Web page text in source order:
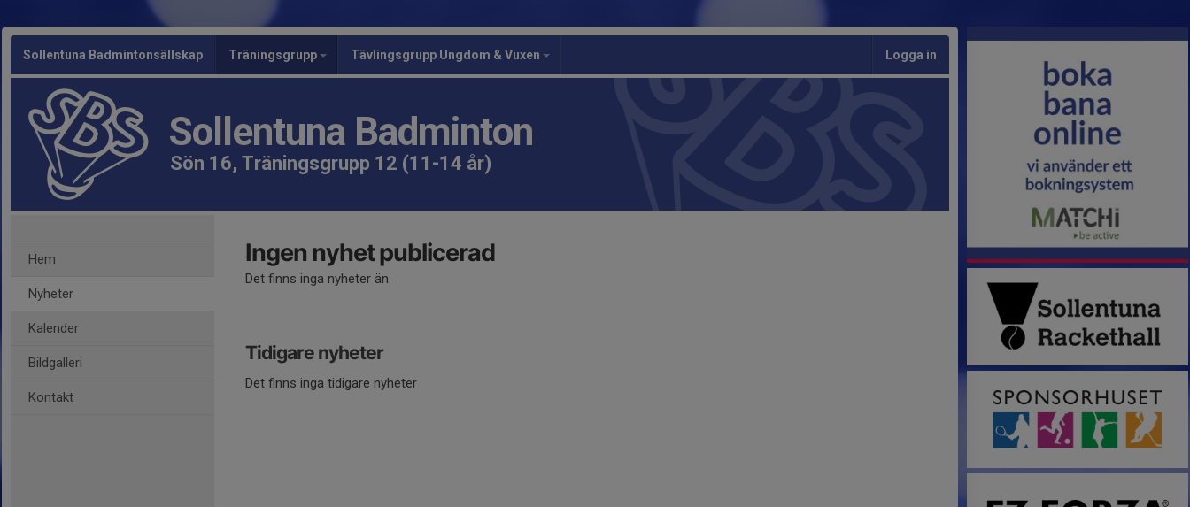
Sollentuna Badmintonsällskap Träningsgrupp Tävlingsgrupp Ungdom & Vuxen Logga in
Sollentuna Badminton
Sön 16, Träningsgrupp 12 (11-14 år)
Hem
Nyheter
Kalender
Bildgalleri
Kontakt
Ingen nyhet publicerad
Det finns inga nyheter än.
Tidigare nyheter
Det finns inga tidigare nyheter